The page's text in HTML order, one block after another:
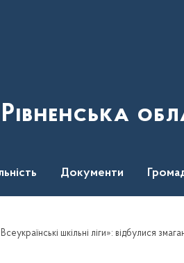
Рівненська
Документи
шкільні ліги»: відбулися